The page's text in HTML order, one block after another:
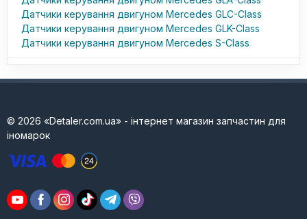
Датчики керування двигуном Mercedes GLC-Class
Датчики керування двигуном Mercedes GLK-Class
Датчики керування двигуном Mercedes S-Class
© 2026 «Detaler.com.ua» - інтернет магазин запчастин для
іномарок